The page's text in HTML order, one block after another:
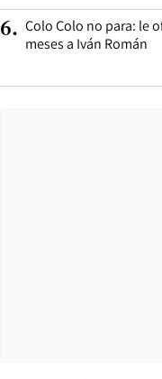
6. Colo Colo no para: le
meses a Iván Román